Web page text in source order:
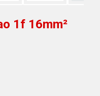
1f 16mm²